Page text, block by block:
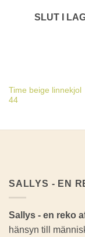
SLUT I
Time beige linnekjol
44
SALLYS - EN
Sallys - en reko
hänsyn till